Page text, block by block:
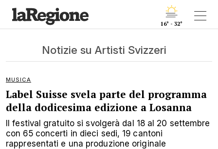
16° - 32°
Notizie su Artisti Svizzeri
MUSICA
Label Suisse svela parte del programma
della dodicesima edizione a Losanna
Il festival gratuito si svolgerà dal 18 al 20 settembre
con 65 concerti in dieci sedi, 19 cantoni
rappresentati e una produzione originale